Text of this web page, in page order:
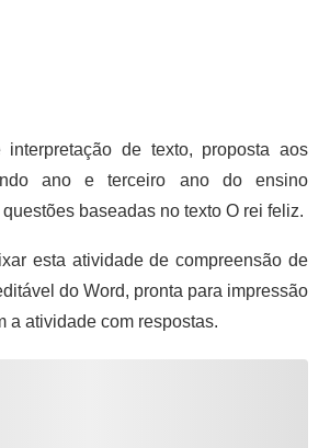
de texto, proposta aos
ano e terceiro ano do ensino
baseadas no texto O rei feliz.
esta atividade de compreensão de
do Word, pronta para impressão
a atividade com respostas.